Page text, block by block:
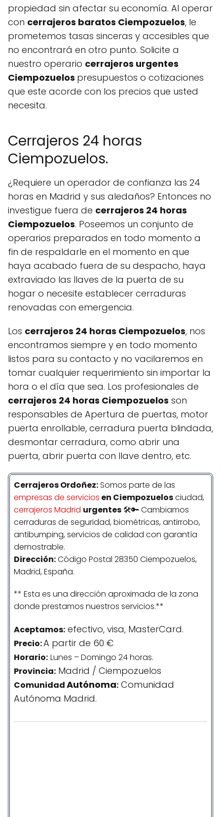
propiedad sin afectar su economía. Al operar
con cerrajeros baratos Ciempozuelos, le
prometemos tasas sinceras y accesibles que
no encontrará en otro punto. Solicite a
nuestro operario cerrajeros urgentes
Ciempozuelos presupuestos o cotizaciones
que este acorde con los precios que usted
necesita.
Cerrajeros 24 horas
Ciempozuelos.
¿Requiere un operador de confianza las 24
horas en Madrid y sus aledaños? Entonces no
investigue fuera de cerrajeros 24 horas
Ciempozuelos. Poseemos un conjunto de
operarios preparados en todo momento a
fin de respaldarle en el momento en que
haya acabado fuera de su despacho, haya
extraviado las llaves de la puerta de su
hogar o necesite establecer cerraduras
renovadas con emergencia.
Los cerrajeros 24 horas Ciempozuelos, nos
encontramos siempre y en todo momento
listos para su contacto y no vacilaremos en
tomar cualquier requerimiento sin importar la
hora o el día que sea. Los profesionales de
cerrajeros 24 horas Ciempozuelos son
responsables de Apertura de puertas, motor
puerta enrollable, cerradura puerta blindada,
desmontar cerradura, como abrir una
puerta, abrir puerta con llave dentro, etc.
Cerrajeros Ordoñez:Somos parte de las
empresas de servicios en Ciempozuelosciudad,
cerrajeros Madrid urgentes🛠️🔑 Cambiamos
cerraduras de seguridad, biométricas, antirrobo,
antibumping, servicios de calidad con garantía
demostrable.
Dirección:Código Postal 28350 Ciempozuelos,
Madrid, España.
** Esta es una dirección aproximada de la zona
donde prestamos nuestros servicios.**
Aceptamos: efectivo, visa, MasterCard.
Precio:A partir de 60 €
Horario: Lunes – Domingo 24 horas.
Provincia: Madrid / Ciempozuelos
ComunidadAutónoma: Comunidad
Autónoma Madrid.